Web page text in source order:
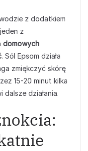
z dodatkiem
z
domowych
. Sól Epsom działa
zmiękczyć skórę
15-20 minut kilka
dalsze działania.